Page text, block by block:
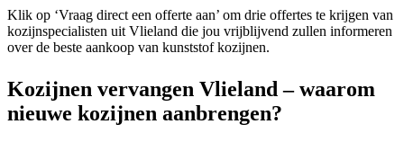
Klik op ‘Vraag direct een offerte aan’ om drie offertes te krijgen van
kozijnspecialisten uit Vlieland die jou vrijblijvend zullen informeren
over de beste aankoop van kunststof kozijnen.
Kozijnen vervangen Vlieland – waarom
nieuwe kozijnen aanbrengen?